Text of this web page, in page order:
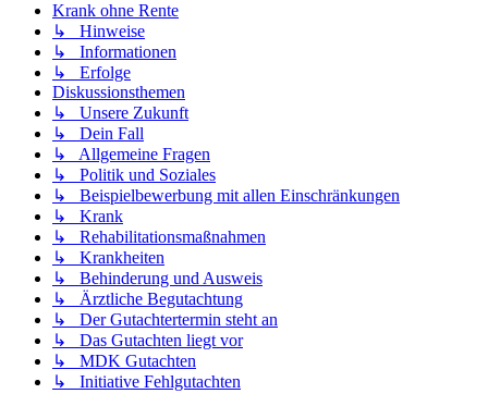
Krank ohne Rente
↳ Hinweise
↳ Informationen
↳ Erfolge
Diskussionsthemen
↳ Unsere Zukunft
↳ Dein Fall
↳ Allgemeine Fragen
↳ Politik und Soziales
↳ Beispielbewerbung mit allen Einschränkungen
↳ Krank
↳ Rehabilitationsmaßnahmen
↳ Krankheiten
↳ Behinderung und Ausweis
↳ Ärztliche Begutachtung
↳ Der Gutachtertermin steht an
↳ Das Gutachten liegt vor
↳ MDK Gutachten
↳ Initiative Fehlgutachten